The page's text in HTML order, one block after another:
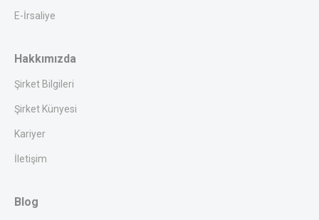
E-İrsaliye
Hakkımızda
Şirket Bilgileri
Şirket Künyesi
Kariyer
İletişim
Blog